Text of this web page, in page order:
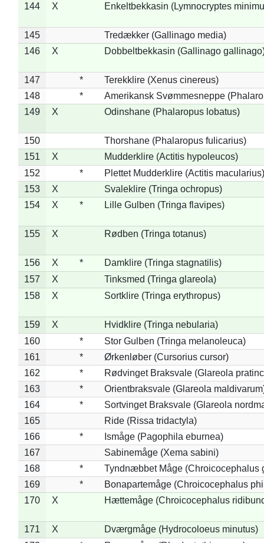
144 X Enkeltbekkasin (Lymnocryptes
145
Tredækker (Gallinago media)
146
X Dobbeltbekkasin (Gallinago
147 *
Terekklire (Xenus cinereus)
148
*
Amerikansk Svømmesneppe
149
X Odinshane (Phalaropus lobatus)
150
Thorshane (Phalaropus fulicarius)
151
X
Mudderklire (Actitis hypoleucos)
152
*
Plettet Mudderklire (Actitis macularius)
153
X
Svaleklire (Tringa ochropus)
154
X * Lille Gulben (Tringa flavipes)
155 X Rødben (Tringa totanus)
156 X *
Damklire (Tringa stagnatilis)
157
X
Tinksmed (Tringa glareola)
158
X Sortklire (Tringa erythropus)
159 X
Hvidklire (Tringa nebularia)
160
*
Stor Gulben (Tringa melanoleuca)
161
*
Ørkenløber (Cursorius cursor)
162
*
Rødvinget Braksvale (Glareola
163
*
Orientbraksvale (Glareola
164
*
Sortvinget Braksvale (Glareola
165
Ride (Rissa tridactyla)
166
*
Ismåge (Pagophila eburnea)
167
Sabinemåge (Xema sabini)
168
*
Tyndnæbbet Måge (Chroicocephalus
169
*
Bonapartemåge (Chroicocephalus
170
X Hættemåge (Chroicocephalus
171 X
Dværgmåge (Hydrocoloeus minutus)